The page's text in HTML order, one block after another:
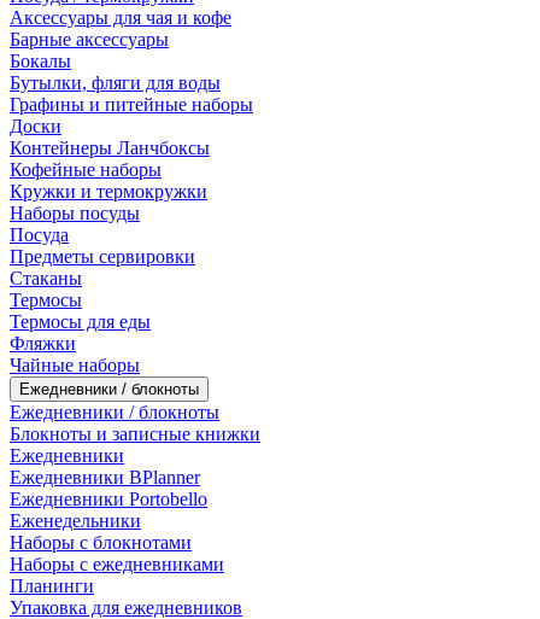
Аксессуары для чая и кофе
Барные аксессуары
Бокалы
Бутылки, фляги для воды
Графины и питейные наборы
Доски
Контейнеры Ланчбоксы
Кофейные наборы
Кружки и термокружки
Наборы посуды
Посуда
Предметы сервировки
Стаканы
Термосы
Термосы для еды
Фляжки
Чайные наборы
Ежедневники / блокноты
Ежедневники / блокноты
Блокноты и записные книжки
Ежедневники
Ежедневники BPlanner
Ежедневники Portobello
Еженедельники
Наборы с блокнотами
Наборы с ежедневниками
Планинги
Упаковка для ежедневников